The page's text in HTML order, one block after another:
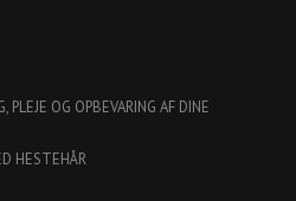
PLEJE OG OPBEVARING AF DINE
HESTEHÅR